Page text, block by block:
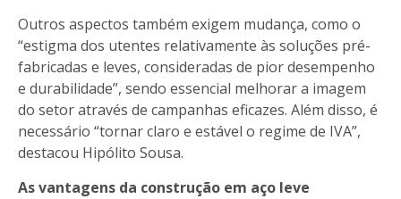
Outros aspectos também exigem mudança, como o
“estigma dos utentes relativamente às soluções pré-
fabricadas e leves, consideradas de pior desempenho
e durabilidade”, sendo essencial melhorar a imagem
do setor através de campanhas eficazes. Além disso, é
necessário “tornar claro e estável o regime de IVA”,
destacou Hipólito Sousa.
As vantagens da construção em aço leve